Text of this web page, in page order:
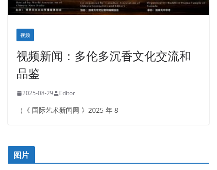
视频
视频新闻：多伦多沉香文化交流和
品鉴
2025-08-29 Editor
（《 国际艺术新闻网 》2025 年 8
图片